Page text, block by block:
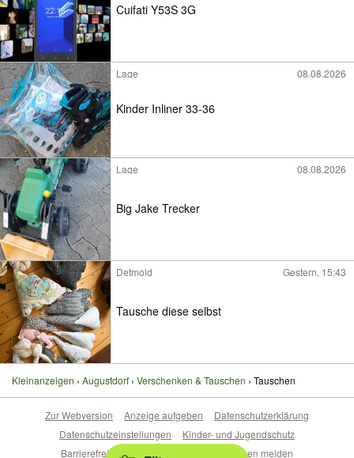
Cuifati Y53S 3G
Lage 08.08.2026
Kinder Inliner 33-36
Lage 08.08.2026
Big Jake Trecker
Detmold Gestern, 15:43
Tausche diese selbst
Kleinanzeigen Augustdorf Verschenken & Tauschen Tauschen
Zur Webversion Anzeige aufgeben
Datenschutzerklärung
Datenschutzeinstellungen
Kinder- und Jugendschutz
Barrierefreiheitserklärung
Sicherheitslücken melden